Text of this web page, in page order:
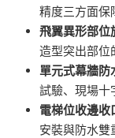
精度三方面保
飛翼異形部位
造型突出部位
單元式幕牆防
試驗、現場十
電梯位收邊收
安裝與防水雙